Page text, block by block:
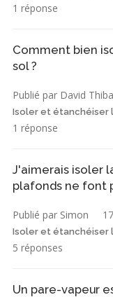
1 réponse
Comment bien
sol ?
Publié par David
Isoler et étanchéiser
1 réponse
J'aimerais isoler
plafonds ne font
Publié par Simon
Isoler et étanchéiser
5 réponses
Un pare-vapeur